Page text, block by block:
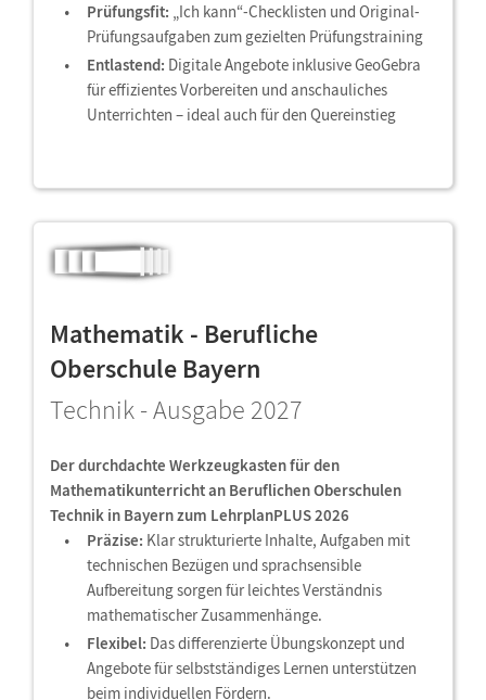
Prüfungsfit: „Ich kann“-Checklisten und Original-
Prüfungsaufgaben zum gezielten Prüfungstraining
Entlastend: Digitale Angebote inklusive GeoGebra
für effizientes Vorbereiten und anschauliches
Unterrichten – ideal auch für den Quereinstieg
Mathematik - Berufliche
Oberschule Bayern
Technik - Ausgabe 2027
Der durchdachte Werkzeugkasten für den
Mathematikunterricht an Beruflichen Oberschulen
Technik in Bayern zum LehrplanPLUS 2026
Präzise: Klar strukturierte Inhalte, Aufgaben mit
technischen Bezügen und sprachsensible
Aufbereitung sorgen für leichtes Verständnis
mathematischer Zusammenhänge.
Flexibel: Das differenzierte Übungskonzept und
Angebote für selbstständiges Lernen unterstützen
beim individuellen Fördern.